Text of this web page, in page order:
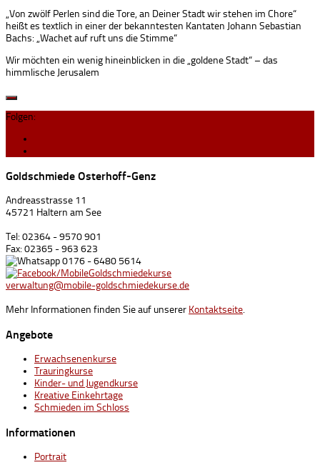
„Von zwölf Perlen sind die Tore, an Deiner Stadt wir stehen im Chore“
heißt es textlich in einer der bekanntesten Kantaten Johann Sebastian
Bachs: „Wachet auf ruft uns die Stimme“
Wir möchten ein wenig hineinblicken in die „goldene Stadt“ – das
himmlische Jerusalem
Folgen:
Goldschmiede Osterhoff-Genz
Andreasstrasse 11
45721 Haltern am See
Tel: 02364 - 9570 901
Fax: 02365 - 963 623
0176 - 6480 5614
/MobileGoldschmiedekurse
verwaltung@mobile-goldschmiedekurse.de
Mehr Informationen finden Sie auf unserer Kontaktseite.
Angebote
Erwachsenenkurse
Trauringkurse
Kinder- und Jugendkurse
Kreative Einkehrtage
Schmieden im Schloss
Informationen
Portrait